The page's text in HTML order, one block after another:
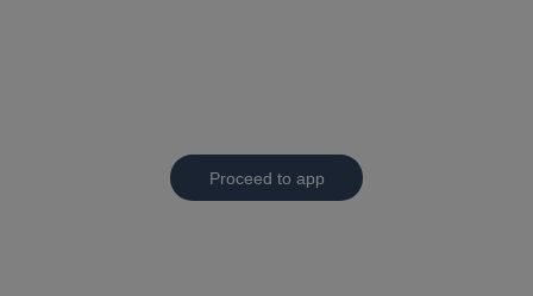
Proceed to app